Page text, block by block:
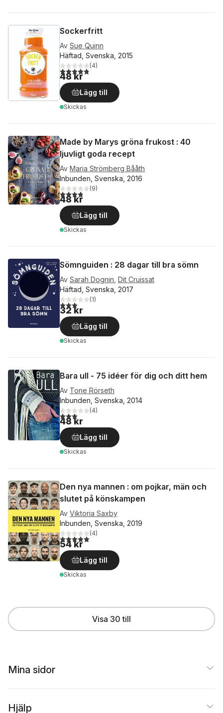
Sockerfritt
Av Sue Quinn
Häftad, Svenska, 2015
4,8utav 5 stjärnor. Totalt antal röster:
(4)
48 kr
Lägg till
Skickas
Made by Marys gröna frukost : 40
ljuvligt goda recept
Av Maria Strömberg Bååth
Inbunden, Svenska, 2016
3,8utav 5 stjärnor. Totalt antal röster:
(9)
48 kr
Lägg till
Skickas
Sömnguiden : 28 dagar till bra sömn
Av Sarah Dognin Dit Cruissat
Häftad, Svenska, 2017
3,0utav 5 stjärnor. Totalt antal röster:
(1)
32 kr
Lägg till
Skickas
Bara ull - 75 idéer för dig och ditt hem
Av Tone Rörseth
Inbunden, Svenska, 2014
3,0utav 5 stjärnor. Totalt antal röster:
(4)
48 kr
Lägg till
Skickas
Den nya mannen : om pojkar, män och
slutet på könskampen
Av Viktoria Saxby
Inbunden, Svenska, 2019
5,0utav 5 stjärnor. Totalt antal röster:
(4)
54 kr
Lägg till
Skickas
Visa 30 till
Mina sidor
Hjälp